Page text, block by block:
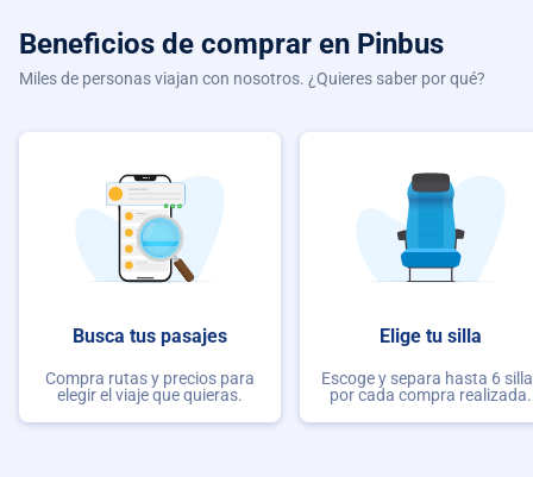
Beneficios de comprar en Pinbus
Miles de personas viajan con nosotros. ¿Quieres saber por qué?
Busca tus pasajes
Compra rutas y precios para
elegir el viaje que quieras.
Elige tu silla
Escoge y separa hasta 6
por cada compra realizada.